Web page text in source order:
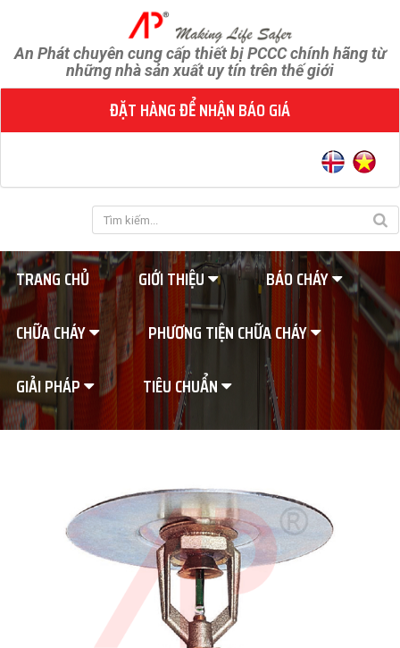
An Phát chuyên cung cấp thiết bị PCCC chính hãng từ
những nhà sản xuất uy tín trên thế giới
ĐẶT HÀNG ĐỂ NHẬN BÁO GIÁ
TRANG CHỦ GIỚI THIỆU
BÁO CHÁY
CHỮA CHÁY
PHƯƠNG TIỆN CHỮA CHÁY
GIẢI PHÁP
TIÊU CHUẨN